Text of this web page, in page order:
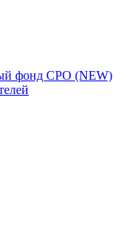
фонд СРО (NEW)